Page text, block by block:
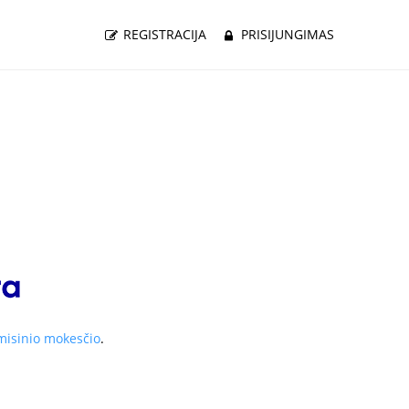
REGISTRACIJA PRISIJUNGIMAS
mokesčio.